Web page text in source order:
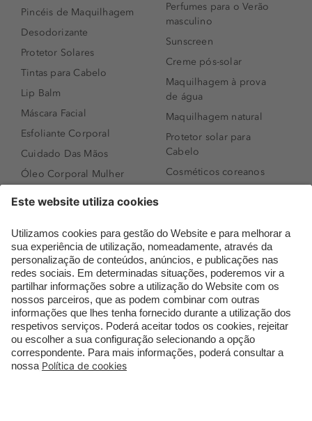
Pincéis de Maquilhagem
Desodorizante
Protetor Solares
Tintas para Cabelo
Lip Balm
Máscara Facial
Esfoliante Corporal
Cuidado Das Mãos
Óleo Corporal Mulher
Sérum de Rosto
Body mist & Spray
corporal
Produtos para Cabelo
Homem
Espuma de Limpeza
Facial
Dermocosmética
Perfumes para o Verão
masculino
Sunscreen
Creme pós-solar
Maquilhagem à prova
de água
Maquilhagem natural
Protetor solar para
Cabelo
Cosméticos coreanos
Perfumes árabes
Novidades
Melhores Perfumes
Femininos
TOP 10: Perfumes
Masculinos
Pestanas Postiças
Creme Rosto Homem